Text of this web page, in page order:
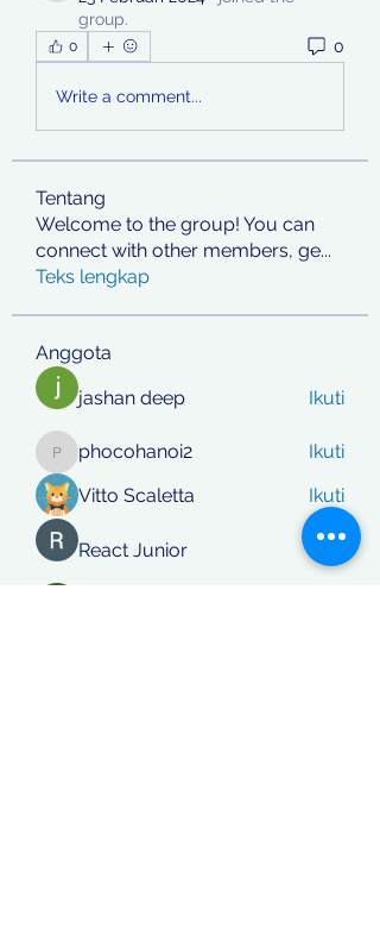
group.
0 0
Write a comment...
Tentang
Welcome to the group! You can
connect with other members, ge...
Teks lengkap
Anggota
jashan deep
Ikuti
phocohanoi2
phocohanoi2
Ikuti
Vitto Scaletta
Ikuti
React Junior Ikuti